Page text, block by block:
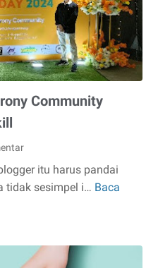
Community
itu harus pandai
tidak sesimpel i… Baca